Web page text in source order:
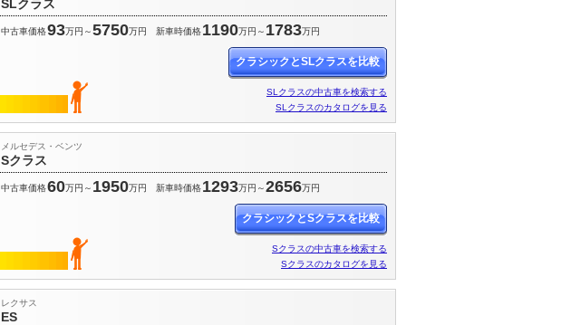
SLクラス
中古車価格93万円～5750万円 新車時価格1190万円～ 1783万円
クラシックとSLクラスを比較
SLクラスの中古車を検索する
SLクラスのカタログを見る
Sクラス
メルセデス・ベンツ
中古車価格60万円～ 1950万円 新車時価格1293万円～2656万円
クラシックとSクラスを比較
Sクラスの中古車を検索する
Sクラスのカタログを見る
ES
レクサス